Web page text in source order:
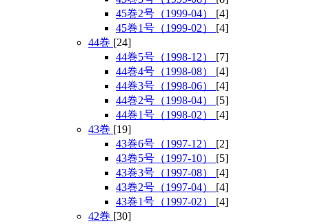
45巻2号（1999-04） [4]
45巻1号（1999-02） [4]
44巻 [24]
44巻5号（1998-12） [7]
44巻4号（1998-08） [4]
44巻3号（1998-06） [4]
44巻2号（1998-04） [5]
44巻1号（1998-02） [4]
43巻 [19]
43巻6号（1997-12） [2]
43巻5号（1997-10） [5]
43巻3号（1997-08） [4]
43巻2号（1997-04） [4]
43巻1号（1997-02） [4]
42巻 [30]